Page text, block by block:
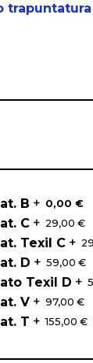
B + 0,00 €
C + 29,00 €
Texil C +
D + 59,00 €
Texil D +
V + 97,00 €
T + 155,00 €